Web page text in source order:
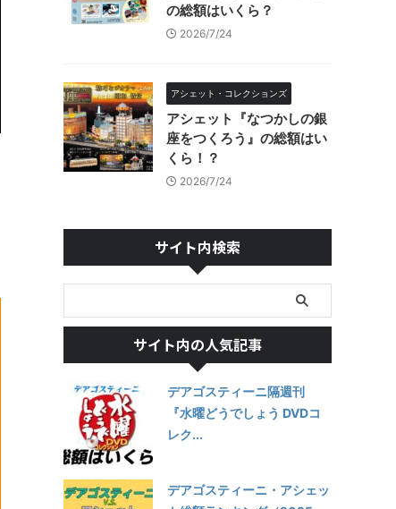
の総額はいくら？
2026/7/24
アシェット・コレクションズ
アシェット『なつかしの銀
座をつくろう』の総額はい
くら！？
2026/7/24
サイト内検索
サイト内の人気記事
デアゴスティーニ隔週刊
『水曜どうでしょう DVDコ
レク...
デアゴスティーニ・アシェッ